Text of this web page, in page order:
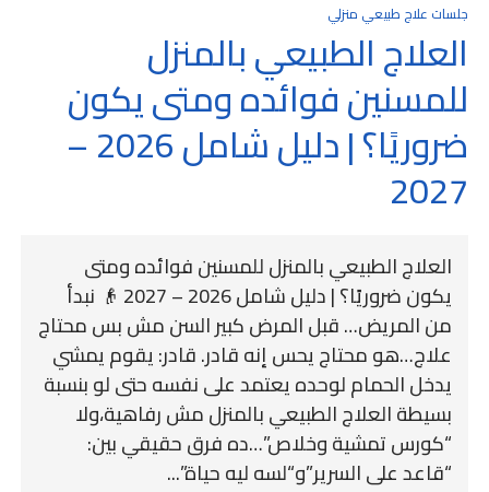
جلسات علاج طبيعي منزلي
العلاج الطبيعي بالمنزل
للمسنين فوائده ومتى يكون
ضروريًا؟ | دليل شامل 2026 –
2027
العلاج الطبيعي بالمنزل للمسنين فوائده ومتى
يكون ضروريًا؟ | دليل شامل 2026 – 2027 👴 نبدأ
من المريض… قبل المرض كبير السن مش بس محتاج
علاج…هو محتاج يحس إنه قادر. قادر: يقوم يمشي
يدخل الحمام لوحده يعتمد على نفسه حتى لو بنسبة
بسيطة العلاج الطبيعي بالمنزل مش رفاهية،ولا
“كورس تمشية وخلاص”…ده فرق حقيقي بين:
“قاعد على السرير”و“لسه ليه حياة”...